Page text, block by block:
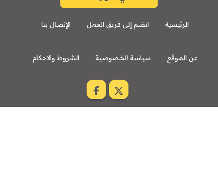
الرئيسية انضم إلى فريق العمل الإتصال بنا
عن الموقع سياسة الخصوصية الشروط والاحكام